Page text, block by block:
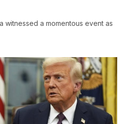
witnessed a momentous event as